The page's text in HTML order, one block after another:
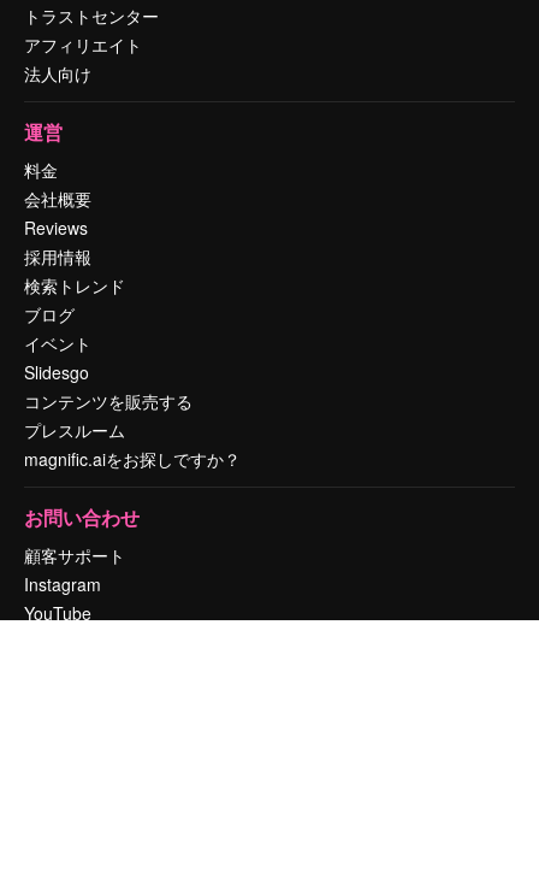
トラストセンター
アフィリエイト
法人向け
運営
料金
会社概要
Reviews
採用情報
検索トレンド
ブログ
イベント
Slidesgo
コンテンツを販売する
プレスルーム
magnific.aiをお探しですか？
お問い合わせ
顧客サポート
Instagram
YouTube